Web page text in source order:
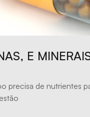
E
precisa de nutrientes